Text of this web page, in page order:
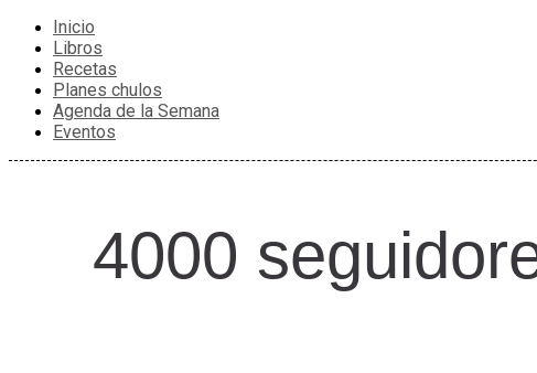
Inicio
Libros
Recetas
Planes chulos
Agenda de la Semana
Eventos
4000